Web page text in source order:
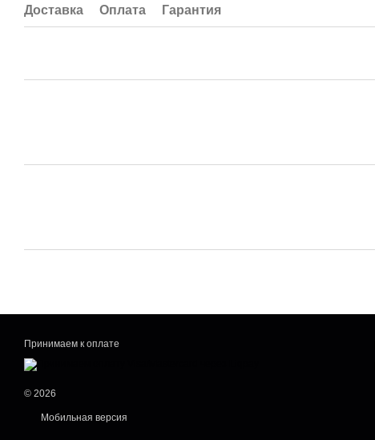
Доставка Оплата Гарантия
Принимаем к оплате
© 2026
Мобильная версия